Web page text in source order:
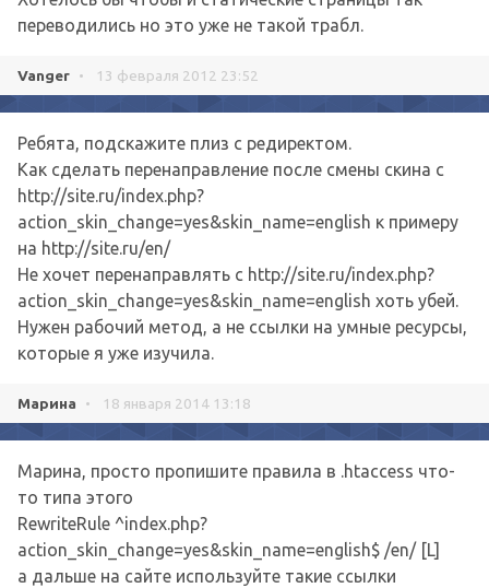
переводились но это уже не такой трабл.
Vanger • 13 февраля 2012 23:52
Ребята, подскажите плиз с редиректом.
Как сделать перенаправление после смены скина с
http://site.ru/index.php?
action_skin_change=yes&skin_name=english к примеру
на http://site.ru/en/
Не хочет перенаправлять с http://site.ru/index.php?
action_skin_change=yes&skin_name=english хоть убей.
Нужен рабочий метод, а не ссылки на умные ресурсы,
которые я уже изучила.
Марина • 18 января 2014 13:18
Марина, просто пропишите правила в .htaccess что-
то типа этого
RewriteRule ^index.php?
action_skin_change=yes&skin_name=english$ /en/ [L]
а дальше на сайте используйте такие ссылки